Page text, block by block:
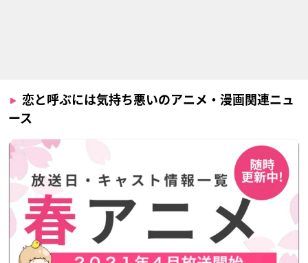
恋と呼ぶには気持ち悪いのアニメ・漫画関連ニュ
ース